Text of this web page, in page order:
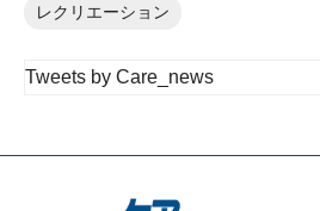
レクリエーション
Tweets by Care_news